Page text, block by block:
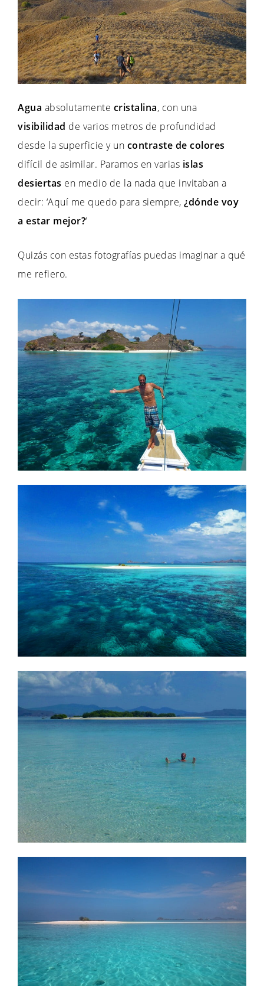
Agua absolutamente cristalina, con una
visibilidad de varios metros de profundidad
desde la superficie y un contraste de colores
difícil de asimilar. Paramos en varias islas
desiertas en medio de la nada que invitaban a
decir: ‘Aquí me quedo para siempre, ¿dónde voy
a estar mejor?‘
Quizás con estas fotografías puedas imaginar a qué
me refiero.